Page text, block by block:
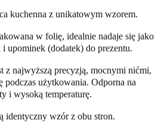
kuchenna z unikatowym wzorem.
w folię, idealnie nadaje się jako
i upominek (dodatek) do prezentu.
z najwyższą precyzją, mocnymi nićmi,
podczas użytkowania. Odporna na
i wysoką temperaturę.
identyczny wzór z obu stron.